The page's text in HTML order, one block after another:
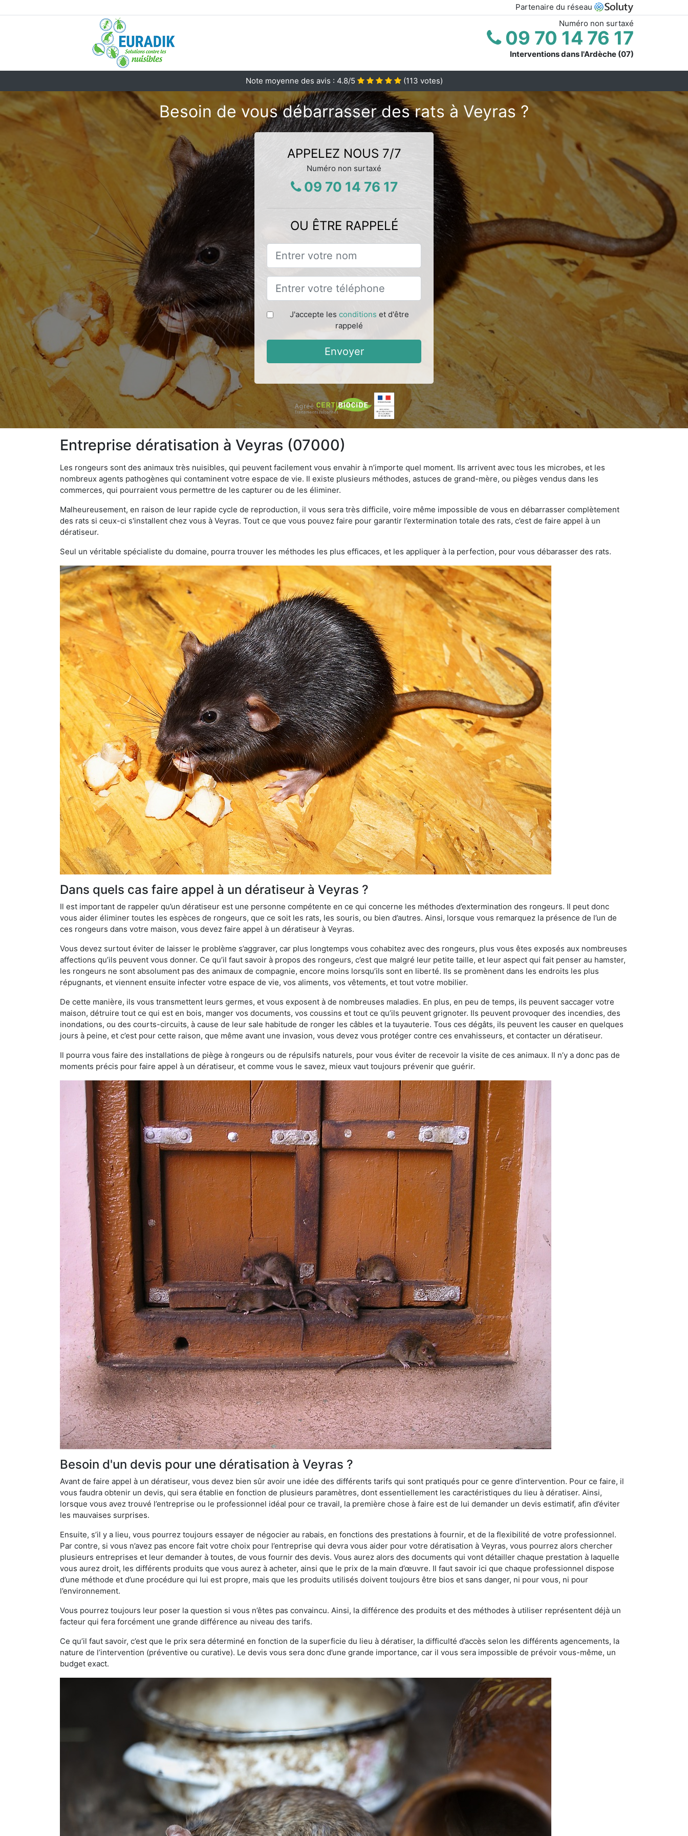
Partenaire du réseau
Numéro non surtaxé
09 70 14 76 17
Interventions dans l'Ardèche (07)
Note moyenne des avis : 4.8/5 (113 votes)
Besoin de vous débarrasser des rats à Veyras ?
APPELEZ NOUS 7/7
Numéro non surtaxé
09 70 14 76 17
OU ÊTRE RAPPELÉ
J'accepte les conditions et d'être
rappelé
Envoyer
Entreprise dératisation à Veyras (07000)
Les rongeurs sont des animaux très nuisibles, qui peuvent facilement vous envahir à n’importe quel moment. Ils arrivent avec tous les microbes, et les
nombreux agents pathogènes qui contaminent votre espace de vie. Il existe plusieurs méthodes, astuces de grand-mère, ou pièges vendus dans les
commerces, qui pourraient vous permettre de les capturer ou de les éliminer.
Malheureusement, en raison de leur rapide cycle de reproduction, il vous sera très difficile, voire même impossible de vous en débarrasser complètement
des rats si ceux-ci s'installent chez vous à Veyras. Tout ce que vous pouvez faire pour garantir l’extermination totale des rats, c’est de faire appel à un
dératiseur.
Seul un véritable spécialiste du domaine, pourra trouver les méthodes les plus efficaces, et les appliquer à la perfection, pour vous débarasser des rats.
Dans quels cas faire appel à un dératiseur à Veyras ?
Il est important de rappeler qu’un dératiseur est une personne compétente en ce qui concerne les méthodes d’extermination des rongeurs. Il peut donc
vous aider éliminer toutes les espèces de rongeurs, que ce soit les rats, les souris, ou bien d’autres. Ainsi, lorsque vous remarquez la présence de l’un de
ces rongeurs dans votre maison, vous devez faire appel à un dératiseur à Veyras.
Vous devez surtout éviter de laisser le problème s’aggraver, car plus longtemps vous cohabitez avec des rongeurs, plus vous êtes exposés aux nombreuses
affections qu’ils peuvent vous donner. Ce qu’il faut savoir à propos des rongeurs, c’est que malgré leur petite taille, et leur aspect qui fait penser au hamster,
les rongeurs ne sont absolument pas des animaux de compagnie, encore moins lorsqu’ils sont en liberté. Ils se promènent dans les endroits les plus
répugnants, et viennent ensuite infecter votre espace de vie, vos aliments, vos vêtements, et tout votre mobilier.
De cette manière, ils vous transmettent leurs germes, et vous exposent à de nombreuses maladies. En plus, en peu de temps, ils peuvent saccager votre
maison, détruire tout ce qui est en bois, manger vos documents, vos coussins et tout ce qu’ils peuvent grignoter. Ils peuvent provoquer des incendies, des
inondations, ou des courts-circuits, à cause de leur sale habitude de ronger les câbles et la tuyauterie. Tous ces dégâts, ils peuvent les causer en quelques
jours à peine, et c’est pour cette raison, que même avant une invasion, vous devez vous protéger contre ces envahisseurs, et contacter un dératiseur.
Il pourra vous faire des installations de piège à rongeurs ou de répulsifs naturels, pour vous éviter de recevoir la visite de ces animaux. Il n’y a donc pas de
moments précis pour faire appel à un dératiseur, et comme vous le savez, mieux vaut toujours prévenir que guérir.
Besoin d'un devis pour une dératisation à Veyras ?
Avant de faire appel à un dératiseur, vous devez bien sûr avoir une idée des différents tarifs qui sont pratiqués pour ce genre d’intervention. Pour ce faire, il
vous faudra obtenir un devis, qui sera établie en fonction de plusieurs paramètres, dont essentiellement les caractéristiques du lieu à dératiser. Ainsi,
lorsque vous avez trouvé l’entreprise ou le professionnel idéal pour ce travail, la première chose à faire est de lui demander un devis estimatif, afin d’éviter
les mauvaises surprises.
Ensuite, s’il y a lieu, vous pourrez toujours essayer de négocier au rabais, en fonctions des prestations à fournir, et de la flexibilité de votre professionnel.
Par contre, si vous n’avez pas encore fait votre choix pour l’entreprise qui devra vous aider pour votre dératisation à Veyras, vous pourrez alors chercher
plusieurs entreprises et leur demander à toutes, de vous fournir des devis. Vous aurez alors des documents qui vont détailler chaque prestation à laquelle
vous aurez droit, les différents produits que vous aurez à acheter, ainsi que le prix de la main d’œuvre. Il faut savoir ici que chaque professionnel dispose
d’une méthode et d’une procédure qui lui est propre, mais que les produits utilisés doivent toujours être bios et sans danger, ni pour vous, ni pour
l’environnement.
Vous pourrez toujours leur poser la question si vous n’êtes pas convaincu. Ainsi, la différence des produits et des méthodes à utiliser représentent déjà un
facteur qui fera forcément une grande différence au niveau des tarifs.
Ce qu’il faut savoir, c’est que le prix sera déterminé en fonction de la superficie du lieu à dératiser, la difficulté d’accès selon les différents agencements, la
nature de l’intervention (préventive ou curative). Le devis vous sera donc d’une grande importance, car il vous sera impossible de prévoir vous-même, un
budget exact.